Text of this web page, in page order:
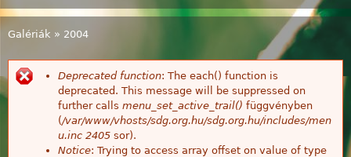
Jelenlegi hely
Galériák » 2004
Hibaüzenet
Deprecated function: The each() function is
deprecated. This message will be suppressed on
further calls menu_set_active_trail() függvényben
(/var/www/vhosts/sdg.org.hu/sdg.org.hu/includes/men
u.inc 2405 sor).
Notice: Trying to access array offset on value of type